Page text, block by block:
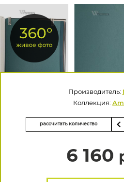
Производитель:
Коллекция:
рассчитать количество
6 160